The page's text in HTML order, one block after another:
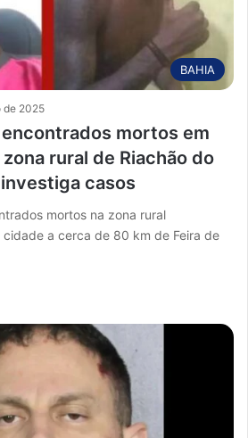
BAHIA
de 2025
mortos em
rural de Riachão do
casos
mortos na zona rural
a cerca de 80 km de Feira de